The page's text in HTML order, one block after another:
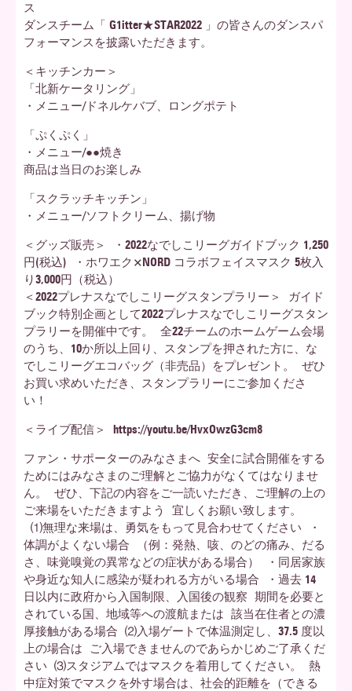
ス
ダンスチーム「 G1itter★STAR2022 」の皆さんのダンスパ
フォーマンスを披露いただきます。
＜キッチンカー＞
「北新ケータリング」
・メニュー/ドネルケバブ、ロングポテト
「ぷくぷく」
・メニュー/●●焼き
商品は当日のお楽しみ
「スクラッチキッチン」
・メニュー/ソフトクリーム、揚げ物
＜グッズ販売＞ ・2022なでしこリーグガイドブック 1,250
円(税込) ・ホワエク×NORD コラボフェイスマスク 5枚入
り3,000円（税込）
＜2022プレナスなでしこリーグスタンプラリー＞ ガイド
ブック特別企画として2022プレナスなでしこリーグスタン
プラリーを開催中です。 全22チームのホームゲーム会場
のうち、10か所以上回り、スタンプを押された方に、な
でしこリーグエコバッグ（非売品）をプレゼント。 ぜひ
お買い求めいただき、スタンプラリーにご参加くださ
い！
＜ライブ配信＞ https://youtu.be/HvxOwzG3cm8
ファン・サポーターのみなさまへ 安全に試合開催をする
ためにはみなさまのご理解とご協力がなくてはなりませ
ん。 ぜひ、下記の内容をご一読いただき、ご理解の上の
ご来場をいただきますよう 宜しくお願い致します。
⑴無理な来場は、勇気をもって見合わせてください ・
体調がよくない場合 （例：発熱、咳、のどの痛み、だる
さ、味覚嗅覚の異常などの症状がある場合） ・同居家族
や身近な知人に感染が疑われる方がいる場合 ・過去 14
日以内に政府から入国制限、入国後の観察 期間を必要と
されている国、地域等への渡航または 該当在住者との濃
厚接触がある場合 ⑵入場ゲートで体温測定し、37.5 度以
上の場合は ご入場できませんのであらかじめご了承くだ
さい ⑶スタジアムではマスクを着用してください。 熱
中症対策でマスクを外す場合は、社会的距離を（できる